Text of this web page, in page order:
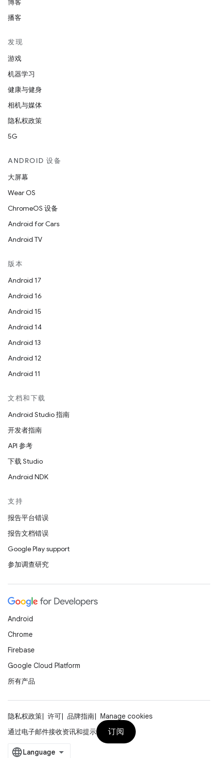
博客
播客
发现
游戏
机器学习
健康与健身
相机与媒体
隐私权政策
5G
ANDROID 设备
大屏幕
Wear OS
ChromeOS 设备
Android for Cars
Android TV
版本
Android 17
Android 16
Android 15
Android 14
Android 13
Android 12
Android 11
文档和下载
Android Studio 指南
开发者指南
API 参考
下载 Studio
Android NDK
支持
报告平台错误
报告文档错误
Google Play support
参加调查研究
Android
Chrome
Firebase
Google Cloud Platform
所有产品
隐私权政策 许可 品牌指南
Manage cookies
通过电子邮件接收资讯和提示
订阅